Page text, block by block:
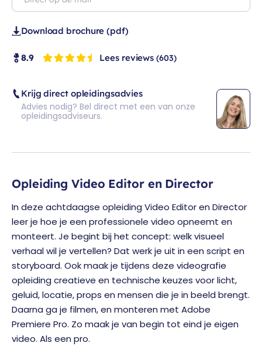
Opleiding Video Editor en Director
In deze achtdaagse opleiding Video Editor en Director
leer je hoe je een professionele video opneemt en
monteert. Je begint bij het concept: welk visueel
verhaal wil je vertellen? Dat werk je uit in een script en
storyboard. Ook maak je tijdens deze videografie
opleiding creatieve en technische keuzes voor licht,
geluid, locatie, props en mensen die je in beeld brengt.
Daarna ga je filmen, en monteren met Adobe
Premiere Pro. Zo maak je van begin tot eind je eigen
video. Als een pro.
Download brochure (pdf)
8.9 Lees reviews (603)
Krijg direct opleidingsadvies
Advies nodig? Bel direct met een van onze
opleidingsadviseurs.